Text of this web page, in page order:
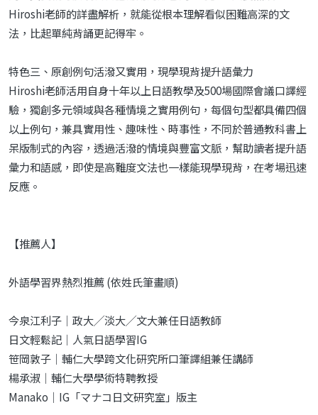
Hiroshi老師的詳盡解析，就能從根本理解看似困難高深的文
法，比起單純背誦更記得牢。
特色三、原創例句活潑又實用，現學現背提升語彙力
Hiroshi老師活用自身十年以上日語教學及500場國際會議口譯經
驗，獨創多元領域與各種情境之實用例句，每個句型都具備四個
以上例句，兼具實用性、趣味性、時事性，不同於普通教科書上
呆版制式的內容，透過活潑的情境與豐富文脈，幫助讀者提升語
彙力和語感，即使是高難度文法也一樣能現學現背，在考場迅速
反應。
【推薦人】
外語學習界熱烈推薦 (依姓氏筆畫順)
今泉江利子│政大╱淡大╱文大兼任日語教師
日文輕鬆記│人氣日語學習IG
笹岡敦子｜輔仁大學跨文化研究所口筆譯組兼任講師
楊承淑｜輔仁大學學術特聘教授
Manako｜IG「マナコ日文研究室」版主